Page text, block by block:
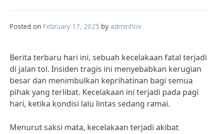
Posted on February 17, 2025 by adminhov
Berita terbaru hari ini, sebuah kecelakaan fatal terjadi
di jalan tol. Insiden tragis ini menyebabkan kerugian
besar dan menimbulkan keprihatinan bagi semua
pihak yang terlibat. Kecelakaan ini terjadi pada pagi
hari, ketika kondisi lalu lintas sedang ramai.
Menurut saksi mata, kecelakaan terjadi akibat